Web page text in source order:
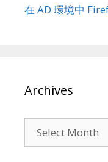
在 AD 環境中
Archives